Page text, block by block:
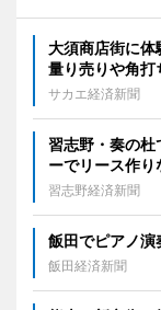
大須商店街に
量り売りや角打
サカエ経済新聞
習志野・奏の
ーでリース作り
習志野経済新聞
飯田でピアノ
飯田経済新聞